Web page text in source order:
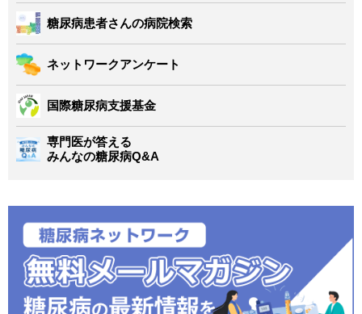
糖尿病患者さんの病院検索
ネットワークアンケート
国際糖尿病支援基金
専門医が答える
みんなの糖尿病Q&A